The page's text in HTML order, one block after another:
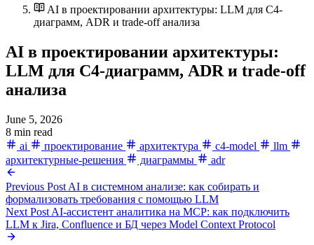
AI в проектировании архитектуры: LLM для C4-
диаграмм, ADR и trade-off анализа
AI в проектировании архитектуры:
LLM для C4-диаграмм, ADR и trade-off
анализа
June 5, 2026
8 min read
ai
проектирование архитектура c4-model
llm
архитектурные-решения
диаграммы adr
Previous Post AI в системном анализе: как собирать и
формализовать требования с помощью LLM
Next Post AI-ассистент аналитика на MCP: как подключить
LLM к Jira, Confluence и БД через Model Context Protocol